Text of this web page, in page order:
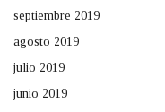
septiembre 2019
agosto 2019
julio 2019
junio 2019